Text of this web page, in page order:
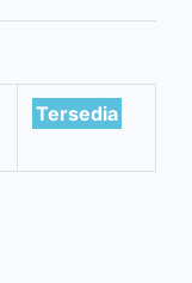
Tersedia